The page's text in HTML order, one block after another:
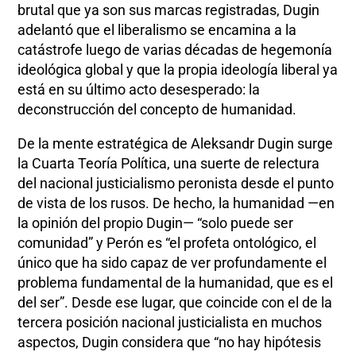
brutal que ya son sus marcas registradas, Dugin
adelantó que el liberalismo se encamina a la
catástrofe luego de varias décadas de hegemonía
ideológica global y que la propia ideología liberal ya
está en su último acto desesperado: la
deconstrucción del concepto de humanidad.
De la mente estratégica de Aleksandr Dugin surge
la Cuarta Teoría Política, una suerte de relectura
del nacional justicialismo peronista desde el punto
de vista de los rusos. De hecho, la humanidad —en
la opinión del propio Dugin— “solo puede ser
comunidad” y Perón es “el profeta ontológico, el
único que ha sido capaz de ver profundamente el
problema fundamental de la humanidad, que es el
del ser”. Desde ese lugar, que coincide con el de la
tercera posición nacional justicialista en muchos
aspectos, Dugin considera que “no hay hipótesis